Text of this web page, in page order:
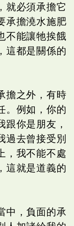
就必須承擔它
承擔澆水施肥
不能讓牠挨餓
這都是關係的
擔之外，有時
。例如，你的
跟你是朋友，
過去曾接受別
，我不能不處
這就是道義的
中，負面的承